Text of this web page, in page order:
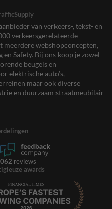
van verkeers-, tekst- en
verkeersgerelateerde
meerdere webshopconcepten,
Safety. Bij ons koop je zowel
beugels en
elektrische auto’s,
maar ook diverse
en duurzaam straatmeubilair
reviews
awards